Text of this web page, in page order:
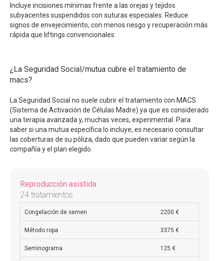
Incluye incisiones mínimas frente a las orejas y tejidos
subyacentes suspendidos con suturas especiales. Reduce
signos de envejecimiento, con menos riesgo y recuperación más
rápida que liftings convencionales.
¿La Seguridad Social/mutua cubre el tratamiento de
macs?
La Seguridad Social no suele cubrir el tratamiento con MACS
(Sistema de Activación de Células Madre) ya que es considerado
una terapia avanzada y, muchas veces, experimental. Para
saber si una mutua específica lo incluye, es necesario consultar
las coberturas de su póliza, dado que pueden variar según la
compañía y el plan elegido.
Reproducción asistida
24 tratamientos
Congelación de semen 2200 €
Método ropa 3375 €
Seminograma 125 €